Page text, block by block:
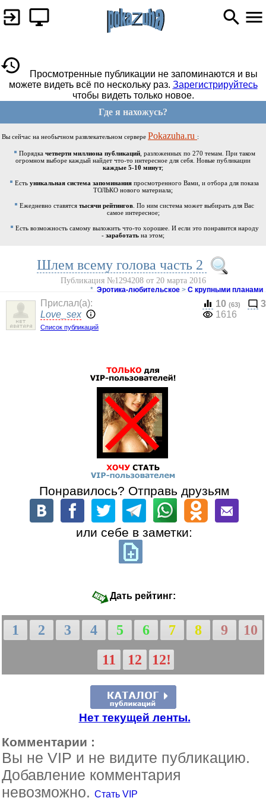
Просмотренные публикации не запоминаются и вы
можете видеть всё по нескольку раз. Зарегистрируйтесь
чтобы видеть только новое.
Где я нахожусь?
Вы сейчас на необычном развлекательном сервере Pokazuha.ru :
Порядка четверти миллиона публикаций, разложенных по 270 темам. При таком
огромном выборе каждый найдет что-то интересное для себя. Новые публикации
каждые 5-10 минут;
Есть уникальная система запоминания просмотренного Вами, и отбора для показа
ТОЛЬКО нового материала;
Ежедневно ставятся тысячи рейтингов . По ним система может выбирать для Вас
самое интересное;
Есть возможность самому выложить что-то хорошее. И если это понравится народу
- заработать на этом;
Шлем всему голова часть 2
Публикация №1294208 от 20 марта 2016
* Эротика-любительское > С крупными планами
Прислал(a):
Love_sex
Список публикаций
10 (63)
3
1616
Понравилось? Отправь друзьям
или себе в заметки:
Дать рейтинг:
1 2 3 4 5 6 7 8 9
10
11
12 12!
Нет текущей ленты.
Комментарии :
Вы не VIP и не видите публикацию.
Добавление комментария
невозможно. Стать VIP